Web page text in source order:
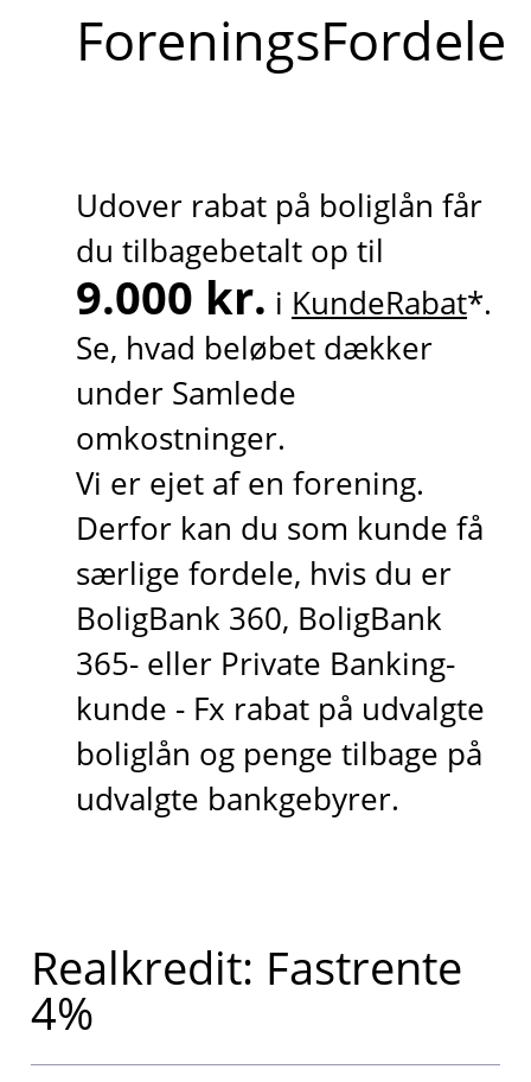
ForeningsFordele
Udover rabat på boliglån får
du tilbagebetalt op til
9.000 kr. i KundeRabat*.
Se, hvad beløbet dækker
under Samlede
omkostninger.
Vi er ejet af en forening.
Derfor kan du som kunde få
særlige fordele, hvis du er
BoligBank 360, BoligBank
365- eller Private Banking-
kunde - Fx rabat på udvalgte
boliglån og penge tilbage på
udvalgte bankgebyrer.
Realkredit: Fastrente
4%